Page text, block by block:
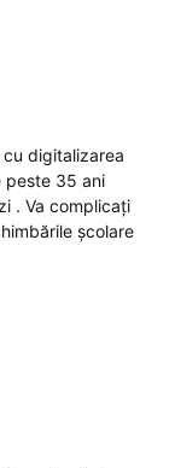
digitalizarea
peste 35 ani
. Va complicați
școlare